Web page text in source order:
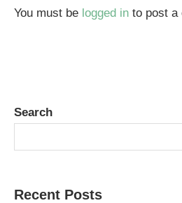
You must be logged in to post a
Search
Recent Posts